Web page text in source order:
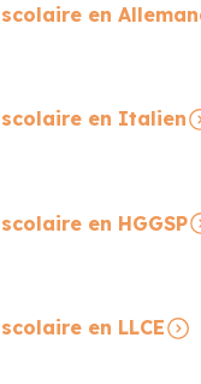
en
en Italien
en HGGSP
en LLCE